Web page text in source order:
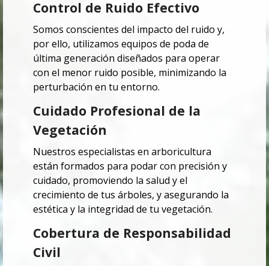
Control de Ruido Efectivo
Somos conscientes del impacto del ruido y,
por ello, utilizamos equipos de poda de
última generación diseñados para operar
con el menor ruido posible, minimizando la
perturbación en tu entorno.
Cuidado Profesional de la
Vegetación
Nuestros especialistas en arboricultura
están formados para podar con precisión y
cuidado, promoviendo la salud y el
crecimiento de tus árboles, y asegurando la
estética y la integridad de tu vegetación.
Cobertura de Responsabilidad
Civil